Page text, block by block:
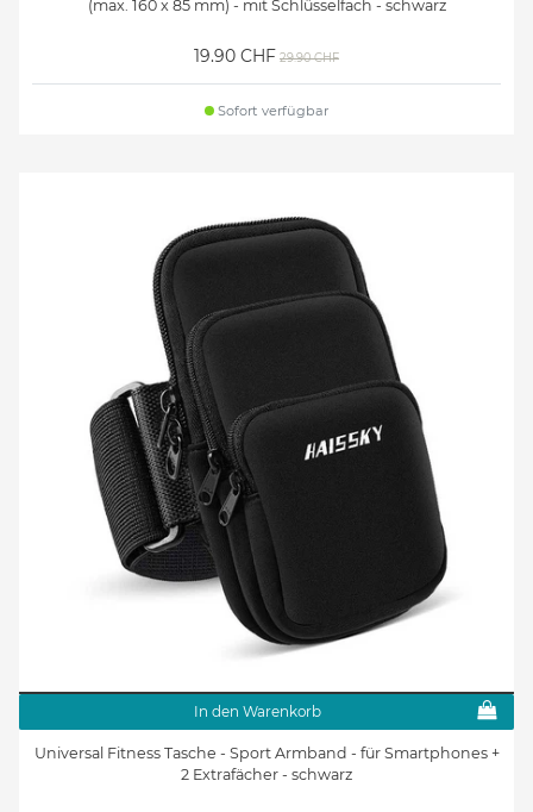
(max. 160 x 85 mm) - mit Schlüsselfach - schwarz
19.90 CHF 29.90 CHF
Sofort verfügbar
In den Warenkorb
Universal Fitness Tasche - Sport Armband - für Smartphones +
2 Extrafächer - schwarz